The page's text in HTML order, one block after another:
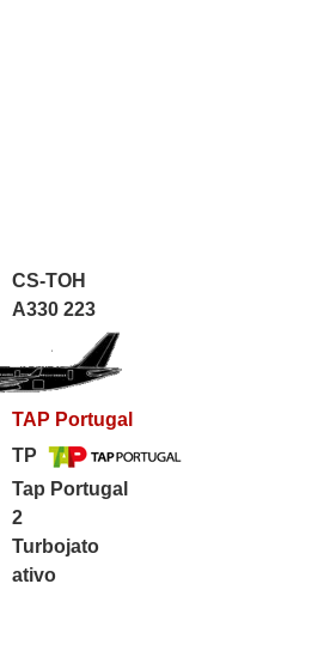
CS-TOH
A330 223
TAP Portugal
TP
Tap Portugal
2
Turbojato
ativo